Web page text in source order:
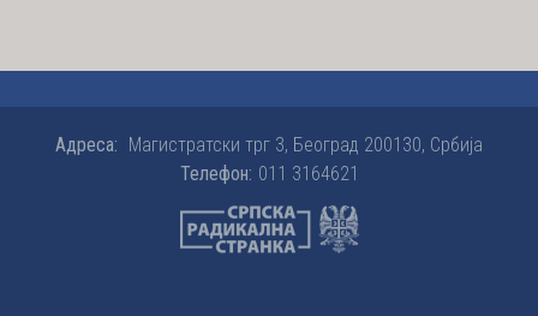
Адреса: Магистратски трг 3, Београд 200130, Србија
Телефон: 011 3164621